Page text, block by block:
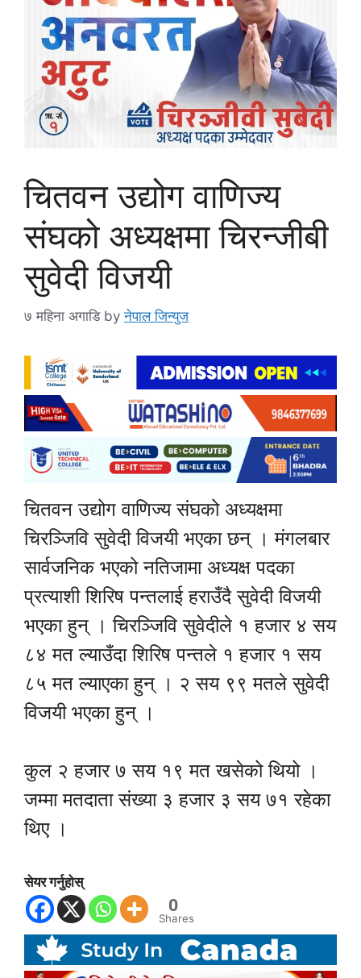
चितवन उद्योग वाणिज्य
संघको अध्यक्षमा चिरन्जीबी
सुवेदी विजयी
७ महिना अगाडि byनेपाल जिन्युज
चितवन उद्योग वाणिज्य संघको अध्यक्षमा
चिरञ्जिवि सुवेदी विजयी भएका छन् । मंगलबार
सार्वजनिक भएको नतिजामा अध्यक्ष पदका
प्रत्याशी शिरिष पन्तलाई हराउँदै सुवेदी विजयी
भएका हुन् । चिरञ्जिवि सुवेदीले १ हजार ४ सय
८४ मत ल्याउँदा शिरिष पन्तले १ हजार १ सय
८५ मत ल्याएका हुन् । २ सय ९९ मतले सुवेदी
विजयी भएका हुन् ।
कुल २ हजार ७ सय १९ मत खसेको थियो ।
जम्मा मतदाता संख्या ३ हजार ३ सय ७१ रहेका
थिए ।
सेयर गर्नुहोस्
0
Shares